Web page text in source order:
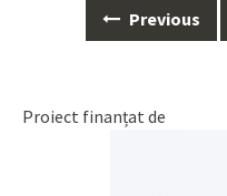
Previous
Proiect finanțat de